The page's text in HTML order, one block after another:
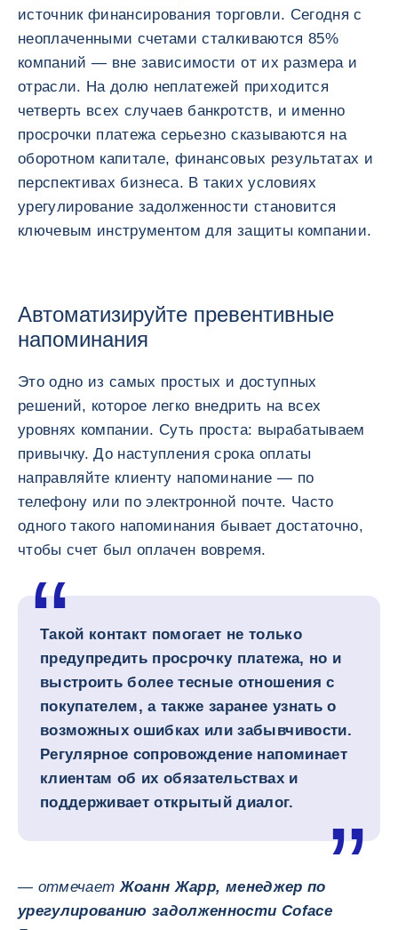
источник финансирования торговли. Сегодня с
неоплаченными счетами сталкиваются 85%
компаний — вне зависимости от их размера и
отрасли. На долю неплатежей приходится
четверть всех случаев банкротств, и именно
просрочки платежа серьезно сказываются на
оборотном капитале, финансовых результатах и
перспективах бизнеса. В таких условиях
урегулирование задолженности становится
ключевым инструментом для защиты компании.
Автоматизируйте превентивные
напоминания
Это одно из самых простых и доступных
решений, которое легко внедрить на всех
уровнях компании. Суть проста: вырабатываем
привычку. До наступления срока оплаты
направляйте клиенту напоминание — по
телефону или по электронной почте. Часто
одного такого напоминания бывает достаточно,
чтобы счет был оплачен вовремя.
Такой контакт помогает не только
предупредить просрочку платежа, но и
выстроить более тесные отношения с
покупателем, а также заранее узнать о
возможных ошибках или забывчивости.
Регулярное сопровождение напоминает
клиентам об их обязательствах и
поддерживает открытый диалог.
— отмечаетЖоанн Жарр, менеджер по
урегулированию задолженности Coface